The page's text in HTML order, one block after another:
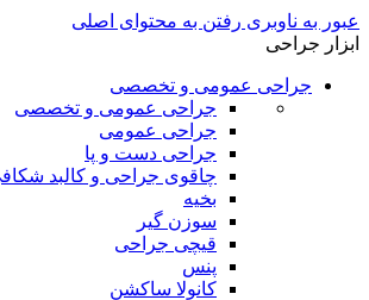
عبور به ناوبری رفتن به محتوای اصلی
ابزار جراحی
جراحی عمومی و تخصصی
جراحی عمومی و تخصصی
جراحی عمومی
جراحی دست و پا
چاقوی جراحی و کالبد
بخیه
سوزن‌ گیر
قیچی‌ جراحی
پنس
کانولا ساکشن